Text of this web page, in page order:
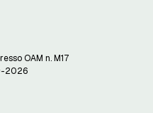
OAM n. M17
2026